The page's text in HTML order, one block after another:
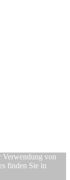
Verwendung von
finden Sie in